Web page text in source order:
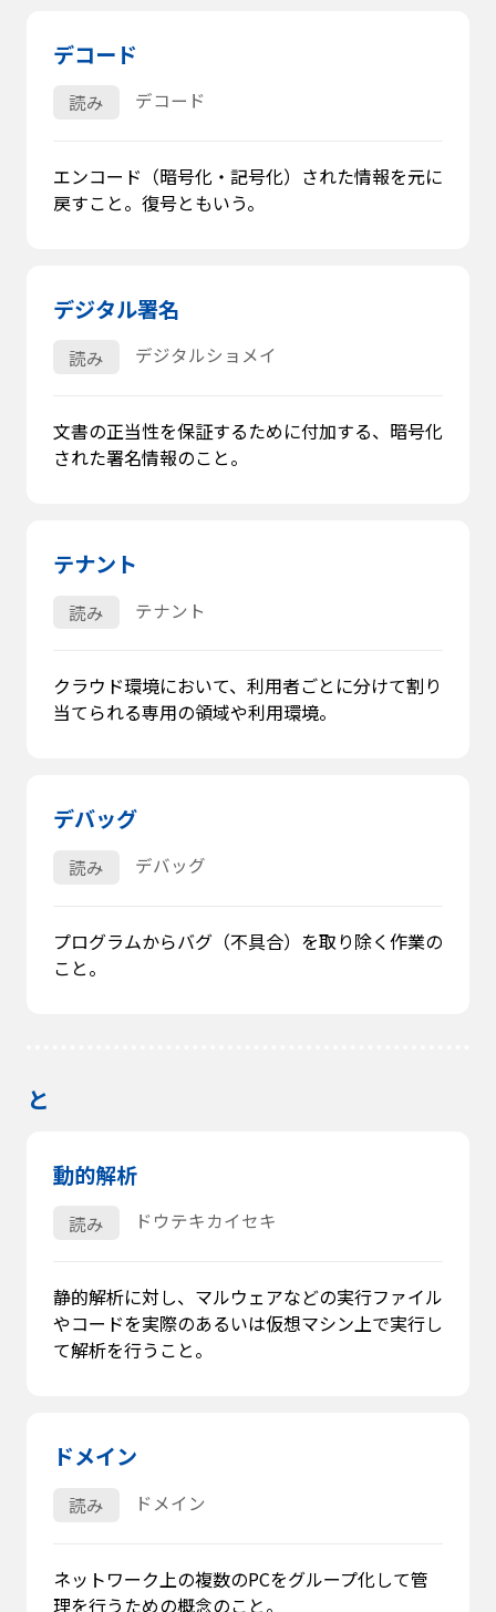
デコード
読み デコード
エンコード（暗号化・記号化）された情報を元に
戻すこと。復号ともいう。
デジタル署名
読み デジタルショメイ
文書の正当性を保証するために付加する、暗号化
された署名情報のこと。
テナント
読み テナント
クラウド環境において、利用者ごとに分けて割り
当てられる専用の領域や利用環境。
デバッグ
読み デバッグ
プログラムからバグ（不具合）を取り除く作業の
こと。
と
動的解析
読み ドウテキカイセキ
静的解析に対し、マルウェアなどの実行ファイル
やコードを実際のあるいは仮想マシン上で実行し
て解析を行うこと。
ドメイン
読み ドメイン
ネットワーク上の複数のPCをグループ化して管
理を行うための概念のこと。